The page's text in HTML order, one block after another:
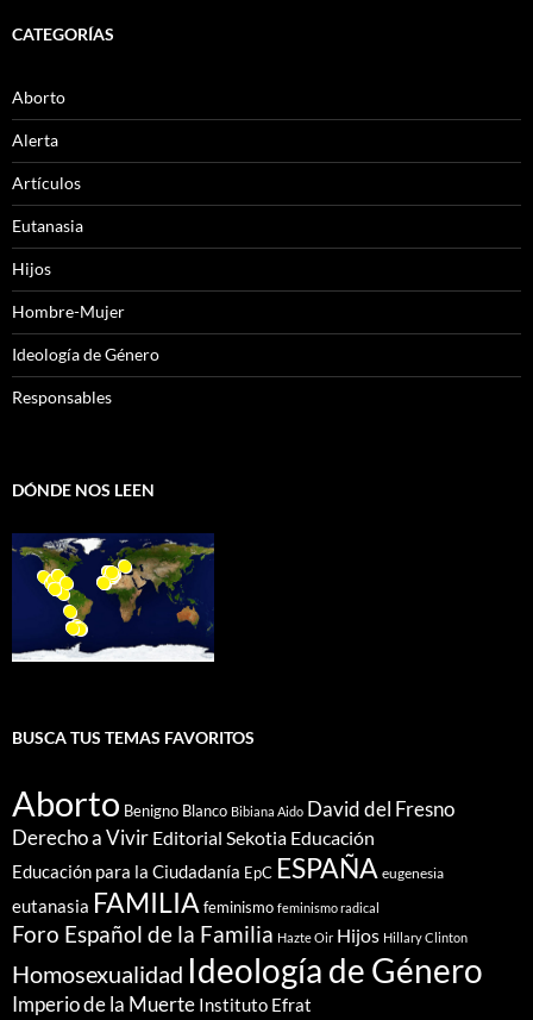
CATEGORÍAS
Aborto
Alerta
Artículos
Eutanasia
Hijos
Hombre-Mujer
Ideología de Género
Responsables
DÓNDE NOS LEEN
BUSCA TUS TEMAS FAVORITOS
Aborto Benigno Blanco Bibiana Aido David del Fresno
Derecho a Vivir Editorial Sekotia Educación
Educación para la Ciudadanía EpC ESPAÑA eugenesia
eutanasia FAMILIA feminismo feminismo radical
Foro Español de la Familia Hazte Oir Hijos Hillary Clinton
Homosexualidad Ideología de Género
Imperio de la Muerte Instituto Efrat